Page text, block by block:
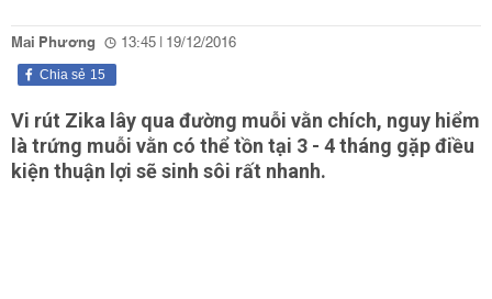
Mai Phương 13:45 | 19/12/2016
15
Chia sẻ
Vi rút Zika lây qua đường muỗi vằn chích, nguy hiểm
là trứng muỗi vằn có thể tồn tại 3 - 4 tháng gặp điều
kiện thuận lợi sẽ sinh sôi rất nhanh.